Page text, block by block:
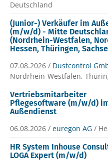
Deutschland
(Junior-) Verkäufer im
(m/w/d) - Mitte
(Nordrhein-Westfalen,
Hessen, Thüringen,
07.08.2026 / Dustcontrol
Nordrhein-Westfalen,
Vertriebsmitarbeiter
Pflegesoftware (m/w/d)
Außendienst
06.08.2026 / euregon AG /
HR System Inhouse
LOGA Expert (m/w/d)